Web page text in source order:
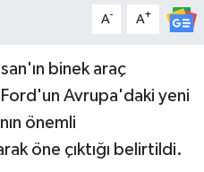
A- A+
binek araç
Avrupa'daki yeni
önemli
öne çıktığı belirtildi.